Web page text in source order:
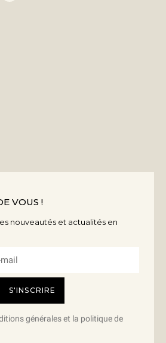
VOUS !
nouveautés et actualités en
S'INSCRIRE
générales et la politique de